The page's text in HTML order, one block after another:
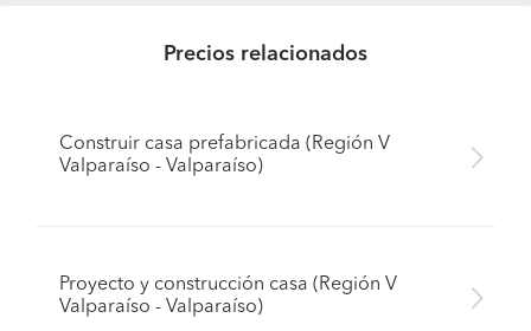
Precios relacionados
Construir casa prefabricada (Región V
Valparaíso - Valparaíso)
Proyecto y construcción casa (Región V
Valparaíso - Valparaíso)